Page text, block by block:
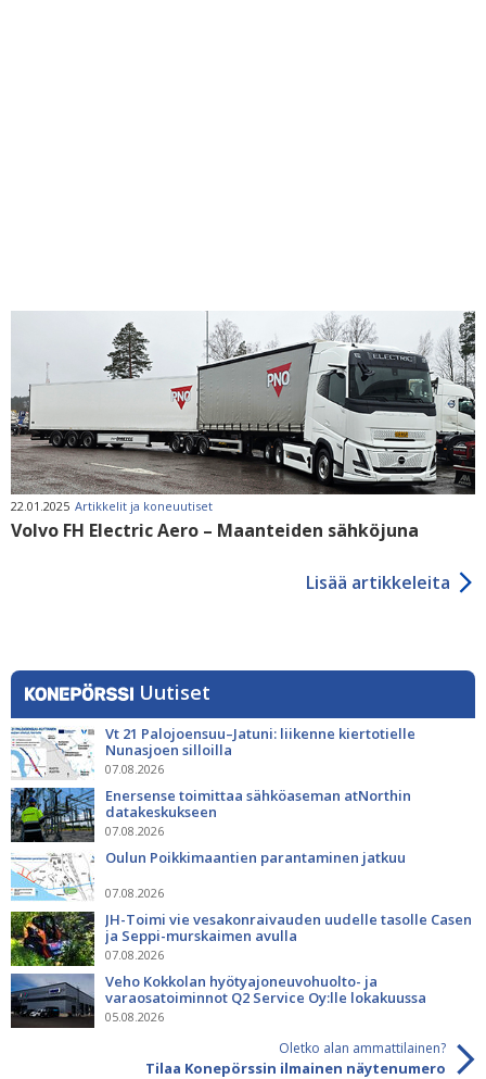
22.01.2025 Artikkelit ja koneuutiset
Volvo FH Electric Aero – Maanteiden sähköjuna
Lisää artikkeleita
Uutiset
Vt 21 Palojoensuu–Jatuni: liikenne kiertotielle
Nunasjoen silloilla
07.08.2026
Enersense toimittaa sähköaseman atNorthin
datakeskukseen
07.08.2026
Oulun Poikkimaantien parantaminen jatkuu
07.08.2026
JH-Toimi vie vesakonraivauden uudelle tasolle Casen
ja Seppi-murskaimen avulla
07.08.2026
Veho Kokkolan hyötyajoneuvohuolto- ja
varaosatoiminnot Q2 Service Oy:lle lokakuussa
05.08.2026
Oletko alan ammattilainen?
Tilaa Konepörssin ilmainen näytenumero